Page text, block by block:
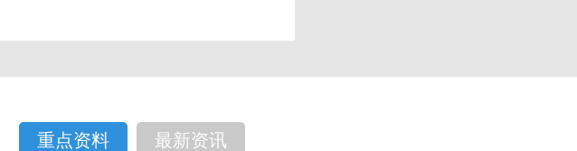
选择题
重点资料 最新资讯